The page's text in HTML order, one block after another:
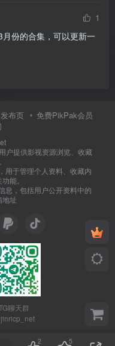
1
份的合集，可以更新一
发布页
免费PikPak会员
户提供影视资源浏览、收藏
用于管理个人资料、收藏内
能。
息，包括用户公开资料中的
地址
聊天群
2 5